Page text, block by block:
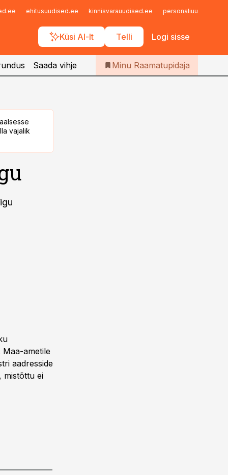
ehitusuudised.ee kinnisvarauudised.ee personaliuudised.ee
Küsi AI-lt Telli Logi sisse
Iseteenindus
Telli Raamatupidaja
Saada vihje Minu Raamatupidaja
vajalik
ametile
aadresside
mistõttu ei